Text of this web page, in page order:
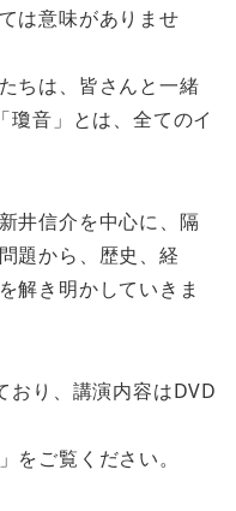
は意味がありませ
ちは、皆さんと一緒
瓊音」とは、全てのイ
井信介を中心に、隔
題から、歴史、経
解き明かしていきま
おり、講演内容はDVD
をご覧ください。